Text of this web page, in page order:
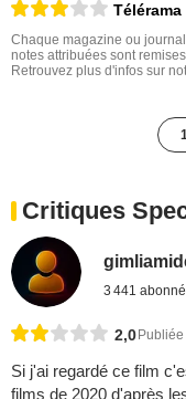
Télérama
Chaque magazine ou
notes attribuées sont
Retrouvez plus d'infos sur
Critiques
3 441
2,0
Si j'ai regardé ce film
films de 2020 d'après